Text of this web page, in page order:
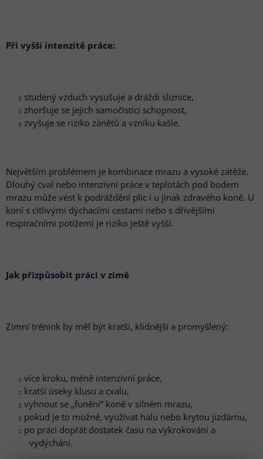
Při vyšší intenzitě práce:
studený vzduch vysušuje a dráždí sliznice,
zhoršuje se jejich samočisticí schopnost,
zvyšuje se riziko zánětů a vzniku kašle.
Největším problémem je kombinace mrazu a vysoké zátěže.
Dlouhý cval nebo intenzivní práce v teplotách pod bodem
mrazu může vést k podráždění plic i u jinak zdravého koně. U
koní s citlivými dýchacími cestami nebo s dřívějšími
respiračními potížemi je riziko ještě vyšší.
Jak přizpůsobit práci v zimě
Zimní trénink by měl být kratší, klidnější a promyšlený:
více kroku, méně intenzivní práce,
kratší úseky klusu a cvalu,
vyhnout se „funění“ koně v silném mrazu,
pokud je to možné, využívat halu nebo krytou jízdárnu,
po práci dopřát dostatek času na vykrokování a
vydýchání.